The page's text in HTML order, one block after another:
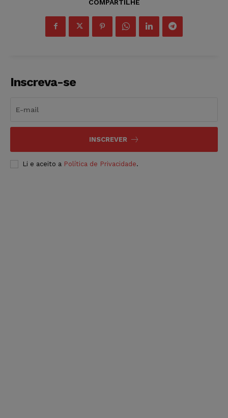
COMPARTILHE
Inscreva-se
INSCREVER
Li e aceito a Política de Privacidade.